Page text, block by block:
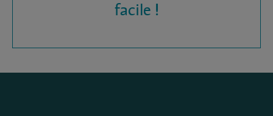
facile !